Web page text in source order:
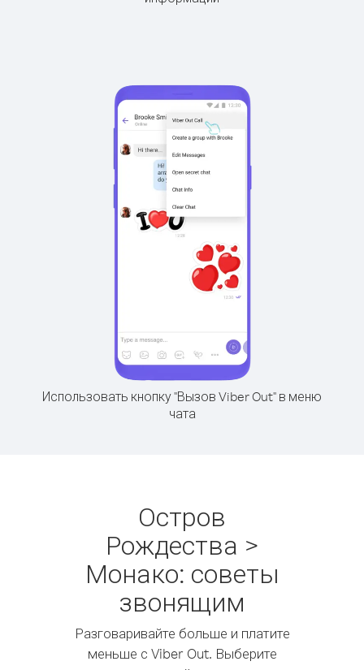
Использовать кнопку "Вызов Viber Out" в меню
чата
Остров
Рождества >
Монако: советы
звонящим
Разговаривайте больше и платите
меньше с Viber Out. Выберите